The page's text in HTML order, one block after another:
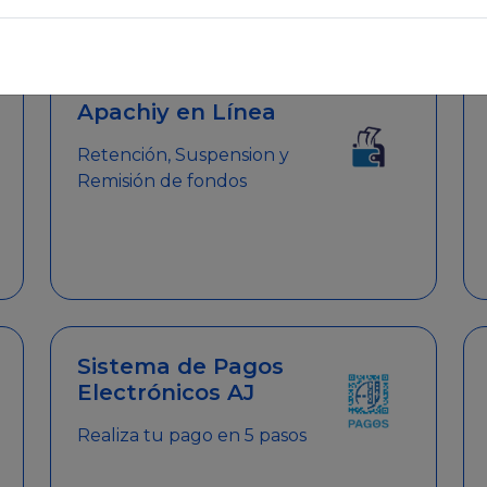
Apachiy en Línea
Retención, Suspension y
Remisión de fondos
Sistema de Pagos
Electrónicos AJ
Realiza tu pago en 5 pasos